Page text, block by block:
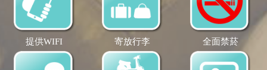
提供WIFI 寄放行李 全面禁菸